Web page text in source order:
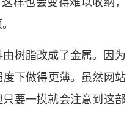
。
树脂改成了金属。 因为
下做得更薄。 虽然网站
只要一摸就会注意到这部